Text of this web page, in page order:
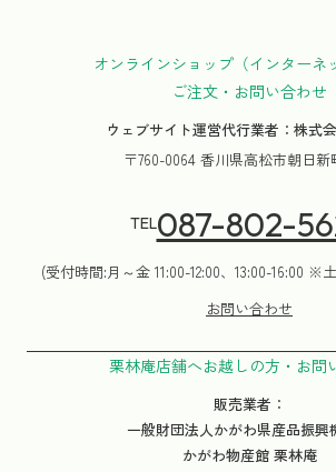
オンラインショップ（インターネ
ご注文・お問い合わせ
ウェブサイト運営代行業者：株式
〒760-0064 香川県高松市朝日新
TEL087-802-
(受付時間:月～金 11:00-12:00、13:00-16:00 ※
お問い合わせ
栗林庵店舗へお越しの方・お問
販売業者：
一般財団法人かがわ県産品振
かがわ物産館 栗林庵